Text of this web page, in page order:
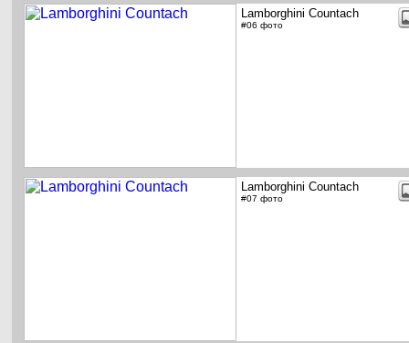
Lamborghini Countach
#06 фото
Lamborghini Countach
#07 фото